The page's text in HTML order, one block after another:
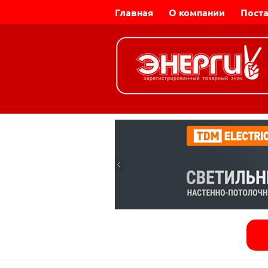
Главная О компании
Динар-